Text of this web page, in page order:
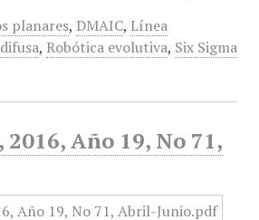
planares, DMAIC, Línea
, Robótica evolutiva, Six Sigma
Año 19, No 71,